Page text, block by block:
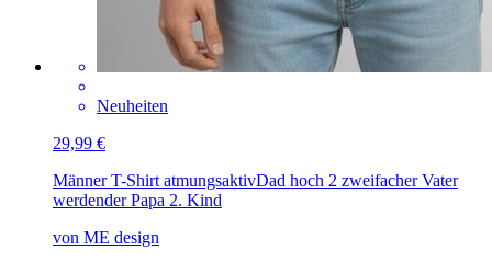
Neuheiten
29,99 €
Männer T-Shirt atmungsaktivDad hoch 2 zweifacher Vater
werdender Papa 2. Kind
von ME design